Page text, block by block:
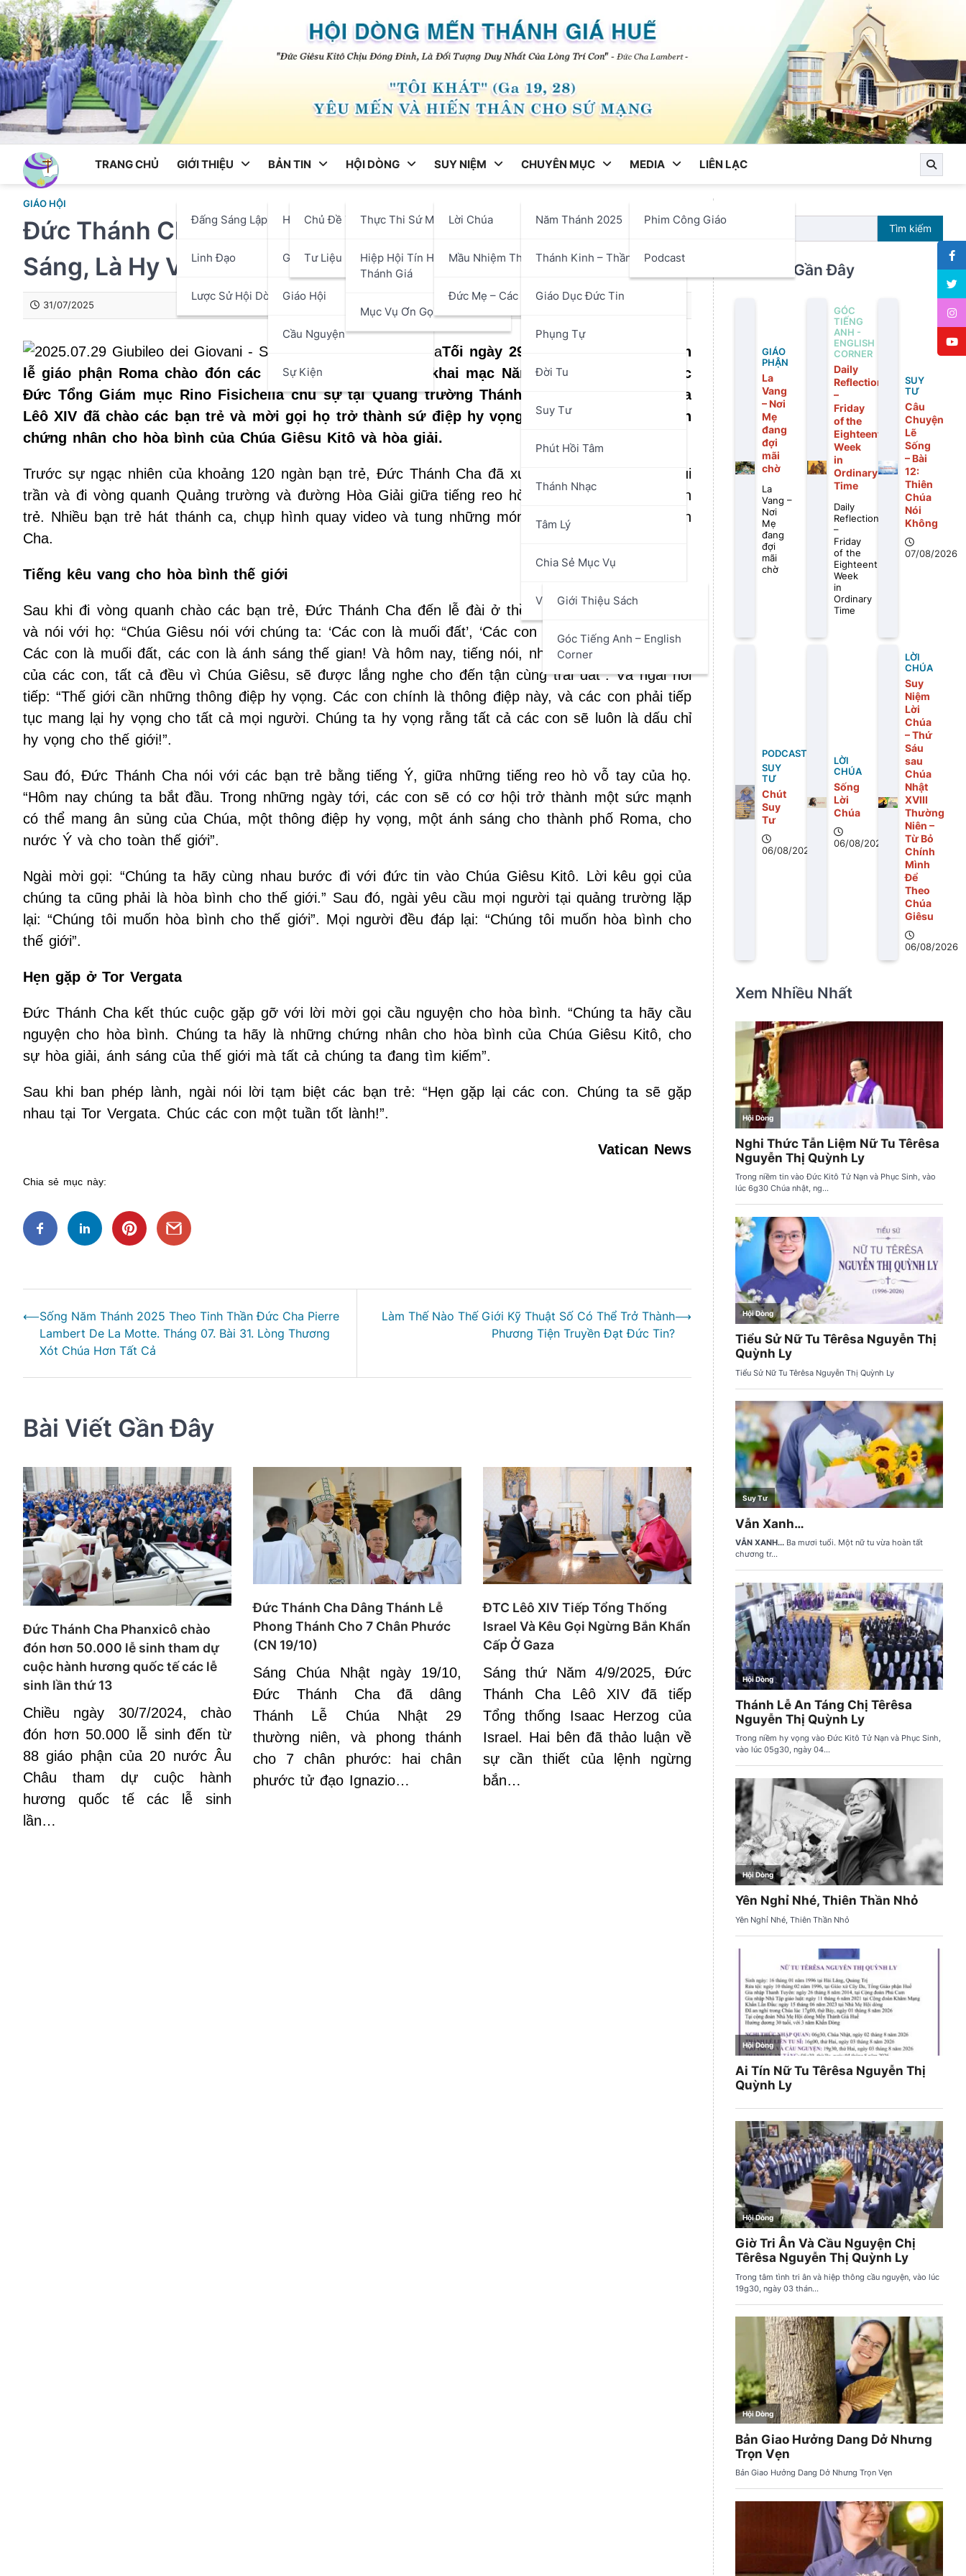
Skip
to
content
TRANG CHỦ GIỚI THIỆU
Đấng Sáng Lập
Linh Đạo
Lược Sử Hội Dòng
BẢN TIN
Hội Dòng
Chủ Đề Tháng
Tư Liệu
Giáo Phận
Giáo Hội
Cầu Nguyện
Sự Kiện
HỘI DÒNG
Thực Thi Sứ Mạng
Hiệp Hội Tín Hữu Mến
Thánh Giá
Mục Vụ Ơn Gọi
SUY NIỆM
Lời Chúa
Mầu Nhiệm Thánh Giá
Đức Mẹ – Các Thánh
CHUYÊN MỤC
Năm Thánh 2025
Thánh Kinh – Thần Học
Giáo Dục Đức Tin
Phụng Tự
Đời Tu
Suy Tư
Phút Hồi Tâm
Thánh Nhạc
Tâm Lý
Chia Sẻ Mục Vụ
Văn Hóa Nghệ Thuật
Giới Thiệu Sách
Góc Tiếng Anh – English
Corner
MEDIA
Phim Công Giáo
Podcast
LIÊN LẠC
GIÁO HỘI
Đức Thánh Cha Nói Với Các Bạn Trẻ: Các Con Là Ánh
Sáng, Là Hy Vọng. Hãy Kêu Vang Cho Hòa Bình Thế Giới!
31/07/2025
Tối ngày 29/7/2025, vào cuối Thánh
lễ giáo phận Roma chào đón các bạn trẻ và chính thức khai mạc Năm Thánh Giới trẻ, được
Đức Tổng Giám mục Rino Fisichella chủ sự tại Quảng trường Thánh Phêrô, Đức Thánh Cha
Lêô XIV đã chào các bạn trẻ và mời gọi họ trở thành sứ điệp hy vọng cho thế giới, trở thành
chứng nhân cho hòa bình của Chúa Giêsu Kitô và hòa giải.
Trước sự ngạc nhiên của khoảng 120 ngàn bạn trẻ, Đức Thánh Cha đã xuất hiện trên chiếc xe mui
trần và đi vòng quanh Quảng trường và đường Hòa Giải giữa tiếng reo hò phấn khích của các bạn
trẻ. Nhiều bạn trẻ hát thánh ca, chụp hình quay video và tung những món quà về phía Đức Thánh
Cha.
Tiếng kêu vang cho hòa bình thế giới
Sau khi đi vòng quanh chào các bạn trẻ, Đức Thánh Cha đến lễ đài ở thềm Đền thờ Thánh Phêrô
và nói với họ: “Chúa Giêsu nói với chúng ta: ‘Các con là muối đất’, ‘Các con là ánh sáng thế gian!’.
Các con là muối đất, các con là ánh sáng thế gian! Và hôm nay, tiếng nói, nhiệt huyết, tiếng reo hò
của các con, tất cả đều vì Chúa Giêsu, sẽ được lắng nghe cho đến tận cùng trái đất”. Và ngài nói
tiếp: “Thế giới cần những thông điệp hy vọng. Các con chính là thông điệp này, và các con phải tiếp
tục mang lại hy vọng cho tất cả mọi người. Chúng ta hy vọng rằng tất cả các con sẽ luôn là dấu chỉ
hy vọng cho thế giới!”.
Sau đó, Đức Thánh Cha nói với các bạn trẻ bằng tiếng Ý, giữa những tiếng reo hò vỗ tay của họ.
“Hôm nay chúng ta bắt đầu. Trong những ngày tới, các con sẽ có cơ hội trở thành một sức mạnh
có thể mang ân sủng của Chúa, một thông điệp hy vọng, một ánh sáng cho thành phố Roma, cho
nước Ý và cho toàn thế giới”.
Ngài mời gọi: “Chúng ta hãy cùng nhau bước đi với đức tin vào Chúa Giêsu Kitô. Lời kêu gọi của
chúng ta cũng phải là hòa bình cho thế giới.” Sau đó, ngài yêu cầu mọi người tại quảng trường lặp
lại: “Chúng tôi muốn hòa bình cho thế giới”. Mọi người đều đáp lại: “Chúng tôi muốn hòa bình cho
thế giới”.
Hẹn gặp ở Tor Vergata
Đức Thánh Cha kết thúc cuộc gặp gỡ với lời mời gọi cầu nguyện cho hòa bình. “Chúng ta hãy cầu
nguyện cho hòa bình. Chúng ta hãy là những chứng nhân cho hòa bình của Chúa Giêsu Kitô, cho
sự hòa giải, ánh sáng của thế giới mà tất cả chúng ta đang tìm kiếm”.
Sau khi ban phép lành, ngài nói lời tạm biệt các bạn trẻ: “Hẹn gặp lại các con. Chúng ta sẽ gặp
nhau tại Tor Vergata. Chúc các con một tuần tốt lành!”.
Vatican News
Chia sẻ mục này:
hướng
bài
⟵Sống Năm Thánh 2025 Theo Tinh Thần Đức Cha Pierre
Lambert De La Motte. Tháng 07. Bài 31. Lòng Thương
Xót Chúa Hơn Tất Cả
Làm Thế Nào Thế Giới Kỹ Thuật Số Có Thể Trở Thành
Phương Tiện Truyền Đạt Đức Tin?
⟶
Bài Viết Gần Đây
Đức Thánh Cha Phanxicô chào
đón hơn 50.000 lễ sinh tham dự
cuộc hành hương quốc tế các lễ
sinh lần thứ 13
Chiều ngày 30/7/2024, chào
đón hơn 50.000 lễ sinh đến từ
88 giáo phận của 20 nước Âu
Châu tham dự cuộc hành
hương quốc tế các lễ sinh
lần…
Đức Thánh Cha Dâng Thánh Lễ
Phong Thánh Cho 7 Chân Phước
(CN 19/10)
Sáng Chúa Nhật ngày 19/10,
Đức Thánh Cha đã dâng
Thánh Lễ Chúa Nhật 29
thường niên, và phong thánh
cho 7 chân phước: hai chân
phước tử đạo Ignazio…
ĐTC Lêô XIV Tiếp Tổng Thống
Israel Và Kêu Gọi Ngừng Bắn Khẩn
Cấp Ở Gaza
Sáng thứ Năm 4/9/2025, Đức
Thánh Cha Lêô XIV đã tiếp
Tổng thống Isaac Herzog của
Israel. Hai bên đã thảo luận về
sự cần thiết của lệnh ngừng
bắn…
Tìm kiếm
Bài Viết Gần Đây
GIÁO
PHẬN
La
Vang
– Nơi
Mẹ
đang
đợi
mãi
chờ
La
Vang –
Nơi
Mẹ
đang
đợi
mãi
chờ
GÓC
TIẾNG
ANH -
ENGLISH
CORNER
Daily
Reflection
–
Friday
of the
Eighteenth
Week
in
Ordinary
Time
Daily
Reflection
–
Friday
of the
Eighteenth
Week
in
Ordinary
Time
SUY
TƯ
Câu
Chuyện
Lẽ
Sống
– Bài
12:
Thiên
Chúa
Nói
Không
07/08/2026
PODCAST
SUY
TƯ
Chút
Suy
Tư
06/08/2026
LỜI
CHÚA
Sống
Lời
Chúa
06/08/2026
LỜI
CHÚA
Suy
Niệm
Lời
Chúa
– Thứ
Sáu
sau
Chúa
Nhật
XVIII
Thường
Niên –
Từ Bỏ
Chính
Mình
Để
Theo
Chúa
Giêsu
06/08/2026
Xem Nhiều Nhất